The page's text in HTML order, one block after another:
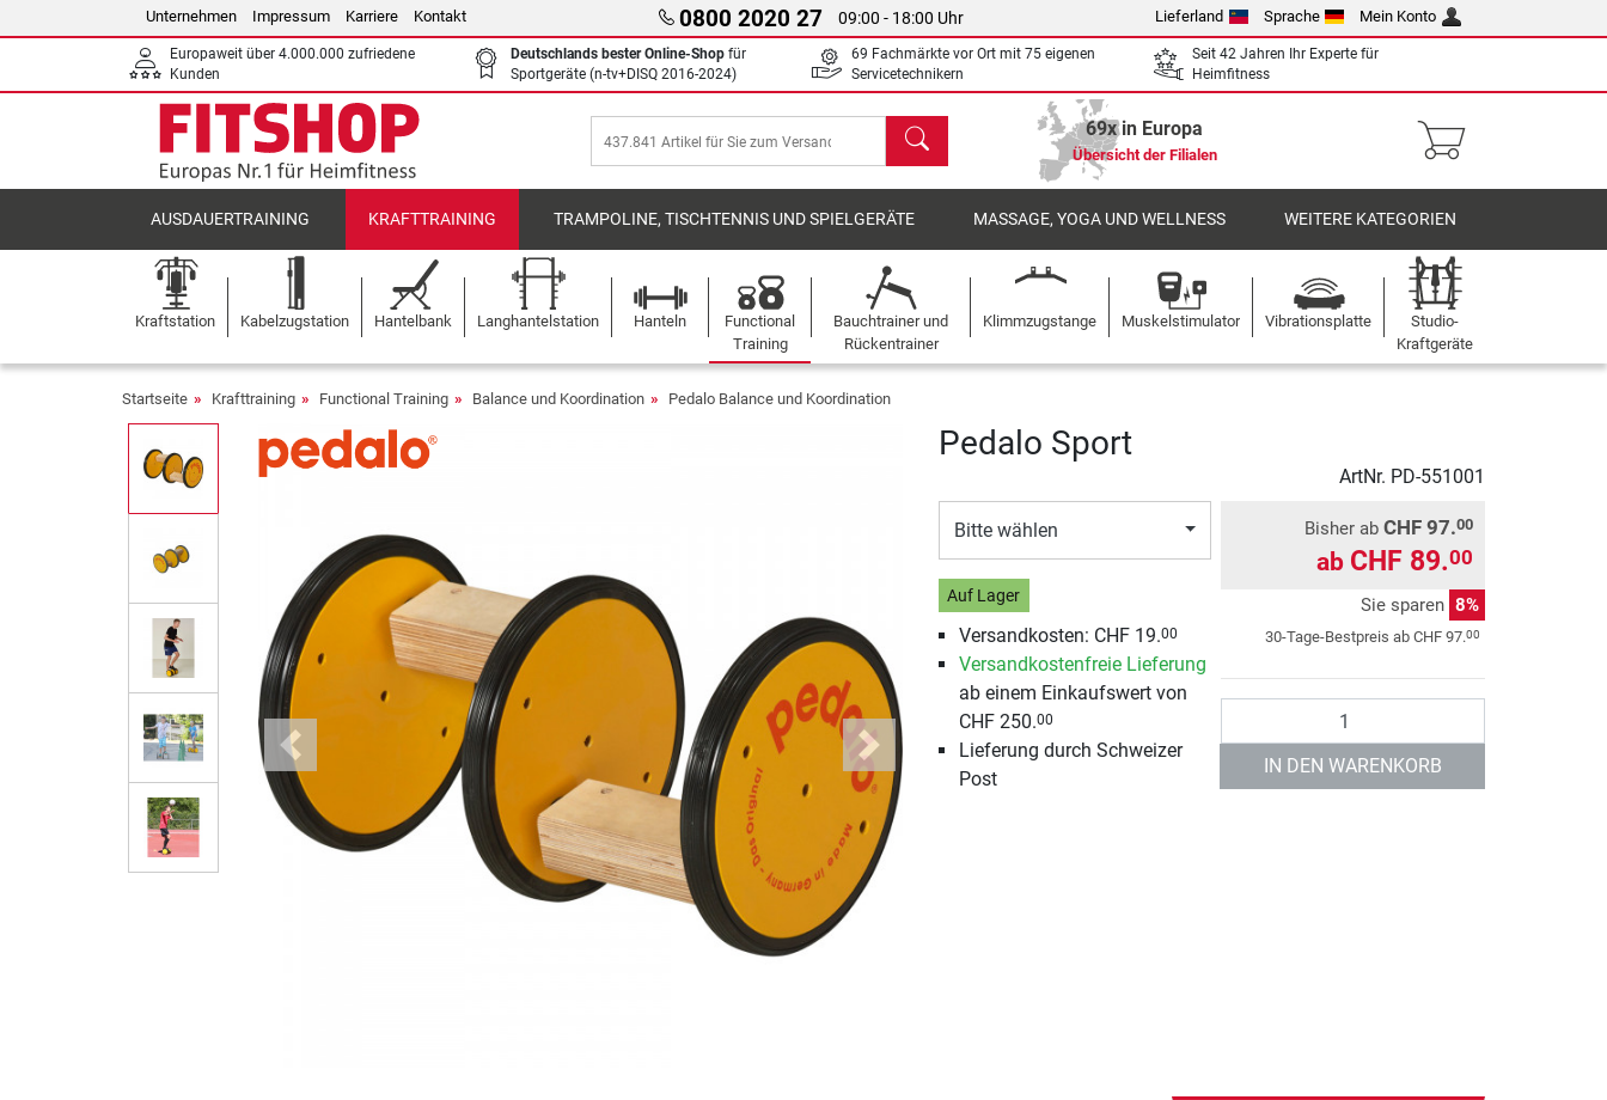
Unternehmen Impressum Karriere Kontakt 0800 2020 27 09:00 - 18:00 Uhr Lieferland Sprache Mein Konto
Europaweit über 4.000.000 zufriedene
Kunden
Deutschlands bester Online-Shop für
Sportgeräte (n-tv+DISQ 2016-2024)
69 Fachmärkte vor Ort mit 75 eigenen
Servicetechnikern
Seit 42 Jahren Ihr Experte für
Heimfitness
Suchen 69x in Europa
Übersicht der Filialen
AUSDAUERTRAINING KRAFTTRAINING TRAMPOLINE, TISCHTENNIS UND SPIELGERÄTE MASSAGE, YOGA UND WELLNESS WEITERE KATEGORIEN
Kraftstation Kabelzugstation Hantelbank Langhantelstation Hanteln
Functional
Training
Bauchtrainer und
Rückentrainer
Klimmzugstange Muskelstimulator Vibrationsplatte
Studio-
Kraftgeräte
Startseite Krafttraining Functional Training Balance und Koordination Pedalo Balance und Koordination
Previous Next
Pedalo Sport
ArtNr. PD-551001
Bitte wählen
Auf Lager
Versandkosten: CHF 19.00
Versandkostenfreie Lieferung
ab einem Einkaufswert von
CHF 250.00
Lieferung durch Schweizer
Post
Bisher ab CHF 97.00
ab CHF 89.00
Sie sparen 8%
30-Tage-Bestpreis ab CHF 97.00
IN DEN WARENKORB